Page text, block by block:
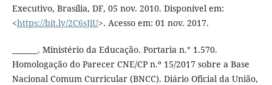
Executivo, Brasília, DF, 05 nov. 2010. Disponível em:
<https://bit.ly/2C6sJiU>. Acesso em: 01 nov. 2017.
_______. Ministério da Educação. Portaria n.° 1.570.
Homologação do Parecer CNE/CP n.º 15/2017 sobre a Base
Nacional Comum Curricular (BNCC). Diário Oficial da União,